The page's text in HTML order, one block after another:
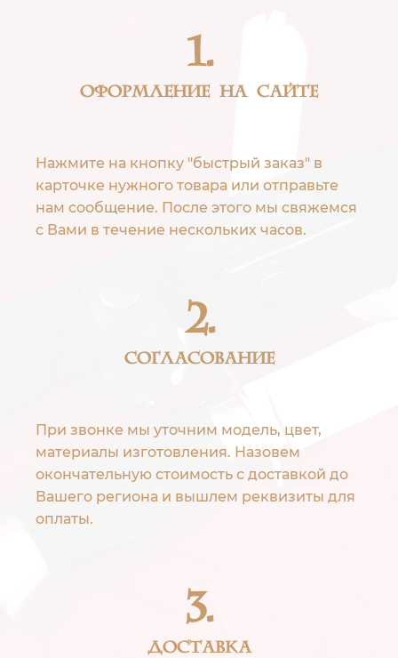
1.
оформление на сайте
Нажмите на кнопку "быстрый заказ" в
карточке нужного товара или отправьте
нам сообщение. После этого мы свяжемся
с Вами в течение нескольких часов.
2.
Согласование
При звонке мы уточним модель, цвет,
материалы изготовления. Назовем
окончательную стоимость с доставкой до
Вашего региона и вышлем реквизиты для
оплаты.
3.
Доставка